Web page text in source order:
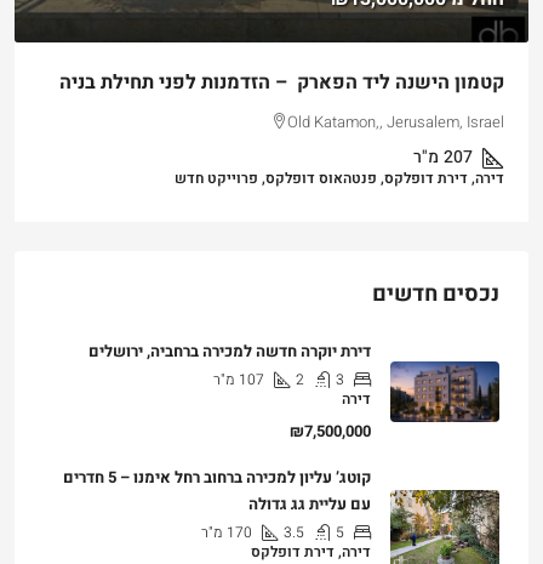
קטמון הישנה ליד הפארק – הזדמנות לפני תחילת בניה
Old Katamon,, Jerusalem, Israel
207 מ"ר
דירה, דירת דופלקס, פנטהאוס דופלקס, פרוייקט חדש
נכסים חדשים
דירת יוקרה חדשה למכירה ברחביה, ירושלים
3
2
107 מ"ר
דירה
₪7,500,000
קוטג’ עליון למכירה ברחוב רחל אימנו – 5 חדרים
עם עליית גג גדולה
5
3.5
170 מ"ר
דירה, דירת דופלקס